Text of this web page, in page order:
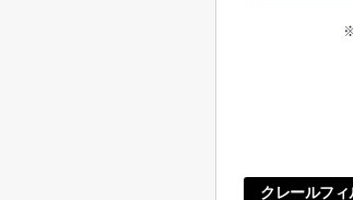
クレールフ